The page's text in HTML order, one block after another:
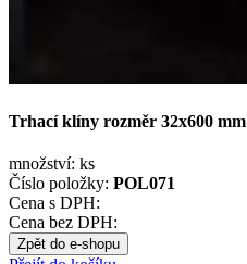
Trhací klíny rozměr 32x600 mm
množství: ks
Číslo položky: POL071
Cena s DPH:
Cena bez DPH:
Zpět do e-shopu